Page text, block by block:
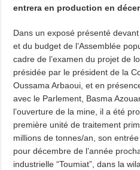
entrera en production en
Dans un exposé présenté
et du budget de l’Assemblée
cadre de l’examen du projet de
présidée par le président de la
Oussama Arbaoui, et en
avec le Parlement, Basma
l’ouverture de la mine, il a été
première unité de traitement
millions de tonnes/an, son
pour décembre de l’année
industrielle “Toumiat”, dans la